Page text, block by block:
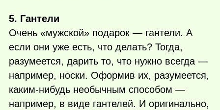
5. Гантели
Очень «мужской» подарок — гантели. А
если они уже есть, что делать? Тогда,
разумеется, дарить то, что нужно всегда —
например, носки. Оформив их, разумеется,
каким-нибудь необычным способом —
например, в виде гантелей. И оригинально,